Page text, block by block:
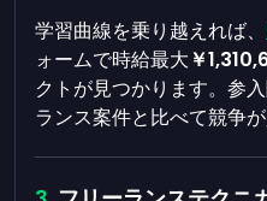
学習曲線を乗り越えれば、
ォームで時給最大￥
クトが見つかります。参
ランス案件と比べて競争が